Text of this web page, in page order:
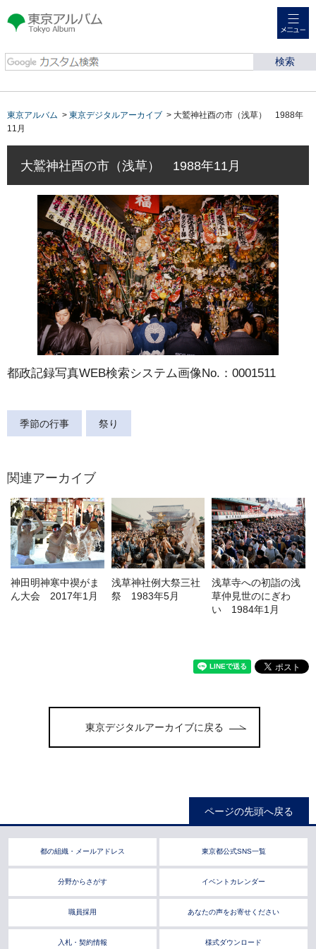
東京アルバム Tokyo
Album
東京アルバム > 東京デジタルアーカイブ > 大鷲神社酉の市（浅草） 1988年
11月
大鷲神社酉の市（浅草） 1988年11月
都政記録写真WEB検索システム画像No.：0001511
季節の行事 祭り
関連アーカイブ
神田明神寒中禊がま
ん大会 2017年1月
浅草神社例大祭三社
祭 1983年5月
浅草寺への初詣の浅
草仲見世のにぎわ
い 1984年1月
東京デジタルアーカイブに戻る
ページの先頭へ戻る
都の組織・メールアドレス 東京都公式SNS一覧
分野からさがす イベントカレンダー
職員採用 あなたの声をお寄せください
入札・契約情報 様式ダウンロード